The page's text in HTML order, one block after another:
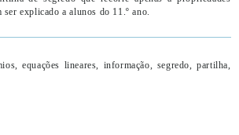
explicado a alunos do 11.º ano.
equações lineares, informação, segredo, partilha,